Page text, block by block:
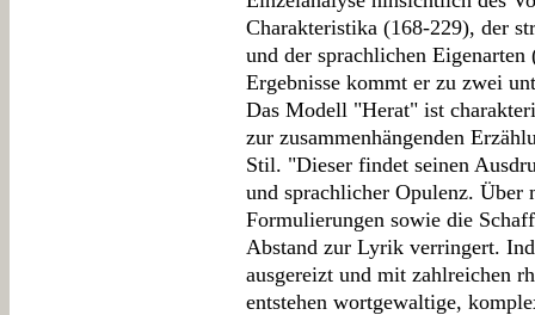
Charakteristika (168-229), der
und der sprachlichen
Ergebnisse kommt er zu zwei
Das Modell "Herat" ist
zur zusammenhängenden
Stil. "Dieser findet seinen
und sprachlicher Opulenz. Über
Formulierungen sowie die
Abstand zur Lyrik verringert.
ausgereizt und mit zahlreichen
entstehen wortgewaltige,